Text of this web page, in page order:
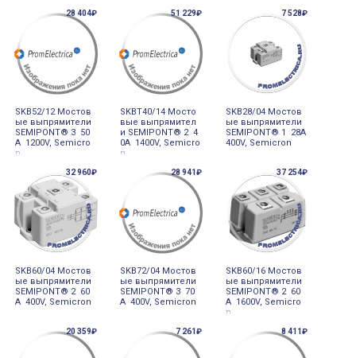
28 404₽
SKB52/12 Мостов
ые выпрямители
SEMIPONT® 3 50
A 1200V, Semicro
n
51 229₽
SKBT40/14 Мосто
вые выпрямител
и SEMIPONT® 2 4
0A 1400V, Semicro
n
7 528₽
SKB28/04 Мостов
ые выпрямители
SEMIPONT® 1 28A
400V, Semicron
32 960₽
SKB60/04 Мостов
ые выпрямители
SEMIPONT® 2 60
A 400V, Semicron
28 941₽
SKB72/04 Мостов
ые выпрямители
SEMIPONT® 3 70
A 400V, Semicron
37 254₽
SKB60/16 Мостов
ые выпрямители
SEMIPONT® 2 60
A 1600V, Semicro
n
20 359₽ 7 261₽ 8 411₽